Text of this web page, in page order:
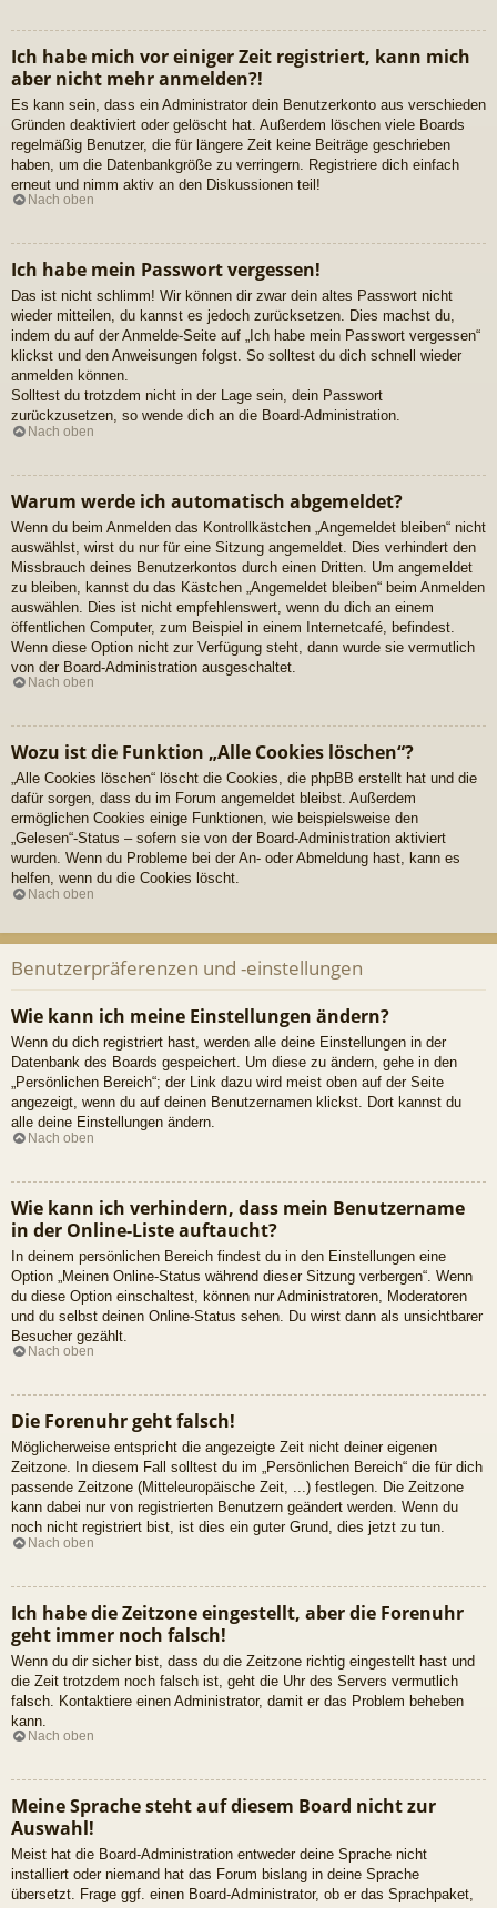
Ich habe mich vor einiger Zeit registriert, kann mich
aber nicht mehr anmelden?!
Es kann sein, dass ein Administrator dein Benutzerkonto aus verschieden
Gründen deaktiviert oder gelöscht hat. Außerdem löschen viele Boards
regelmäßig Benutzer, die für längere Zeit keine Beiträge geschrieben
haben, um die Datenbankgröße zu verringern. Registriere dich einfach
erneut und nimm aktiv an den Diskussionen teil!
Nach oben
Ich habe mein Passwort vergessen!
Das ist nicht schlimm! Wir können dir zwar dein altes Passwort nicht
wieder mitteilen, du kannst es jedoch zurücksetzen. Dies machst du,
indem du auf der Anmelde-Seite auf „Ich habe mein Passwort vergessen“
klickst und den Anweisungen folgst. So solltest du dich schnell wieder
anmelden können.
Solltest du trotzdem nicht in der Lage sein, dein Passwort
zurückzusetzen, so wende dich an die Board-Administration.
Nach oben
Warum werde ich automatisch abgemeldet?
Wenn du beim Anmelden das Kontrollkästchen „Angemeldet bleiben“ nicht
auswählst, wirst du nur für eine Sitzung angemeldet. Dies verhindert den
Missbrauch deines Benutzerkontos durch einen Dritten. Um angemeldet
zu bleiben, kannst du das Kästchen „Angemeldet bleiben“ beim Anmelden
auswählen. Dies ist nicht empfehlenswert, wenn du dich an einem
öffentlichen Computer, zum Beispiel in einem Internetcafé, befindest.
Wenn diese Option nicht zur Verfügung steht, dann wurde sie vermutlich
von der Board-Administration ausgeschaltet.
Nach oben
Wozu ist die Funktion „Alle Cookies löschen“?
„Alle Cookies löschen“ löscht die Cookies, die phpBB erstellt hat und die
dafür sorgen, dass du im Forum angemeldet bleibst. Außerdem
ermöglichen Cookies einige Funktionen, wie beispielsweise den
„Gelesen“-Status – sofern sie von der Board-Administration aktiviert
wurden. Wenn du Probleme bei der An- oder Abmeldung hast, kann es
helfen, wenn du die Cookies löscht.
Nach oben
Benutzerpräferenzen und -einstellungen
Wie kann ich meine Einstellungen ändern?
Wenn du dich registriert hast, werden alle deine Einstellungen in der
Datenbank des Boards gespeichert. Um diese zu ändern, gehe in den
„Persönlichen Bereich“; der Link dazu wird meist oben auf der Seite
angezeigt, wenn du auf deinen Benutzernamen klickst. Dort kannst du
alle deine Einstellungen ändern.
Nach oben
Wie kann ich verhindern, dass mein Benutzername
in der Online-Liste auftaucht?
In deinem persönlichen Bereich findest du in den Einstellungen eine
Option „Meinen Online-Status während dieser Sitzung verbergen“. Wenn
du diese Option einschaltest, können nur Administratoren, Moderatoren
und du selbst deinen Online-Status sehen. Du wirst dann als unsichtbarer
Besucher gezählt.
Nach oben
Die Forenuhr geht falsch!
Möglicherweise entspricht die angezeigte Zeit nicht deiner eigenen
Zeitzone. In diesem Fall solltest du im „Persönlichen Bereich“ die für dich
passende Zeitzone (Mitteleuropäische Zeit, ...) festlegen. Die Zeitzone
kann dabei nur von registrierten Benutzern geändert werden. Wenn du
noch nicht registriert bist, ist dies ein guter Grund, dies jetzt zu tun.
Nach oben
Ich habe die Zeitzone eingestellt, aber die Forenuhr
geht immer noch falsch!
Wenn du dir sicher bist, dass du die Zeitzone richtig eingestellt hast und
die Zeit trotzdem noch falsch ist, geht die Uhr des Servers vermutlich
falsch. Kontaktiere einen Administrator, damit er das Problem beheben
kann.
Nach oben
Meine Sprache steht auf diesem Board nicht zur
Auswahl!
Meist hat die Board-Administration entweder deine Sprache nicht
installiert oder niemand hat das Forum bislang in deine Sprache
übersetzt. Frage ggf. einen Board-Administrator, ob er das Sprachpaket,